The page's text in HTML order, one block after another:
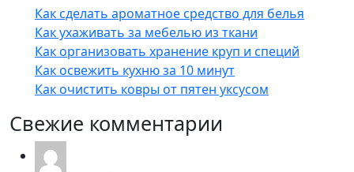
Как сделать ароматное средство для белья
Как ухаживать за мебелью из ткани
Как организовать хранение круп и специй
Как освежить кухню за 10 минут
Как очистить ковры от пятен уксусом
Свежие комментарии